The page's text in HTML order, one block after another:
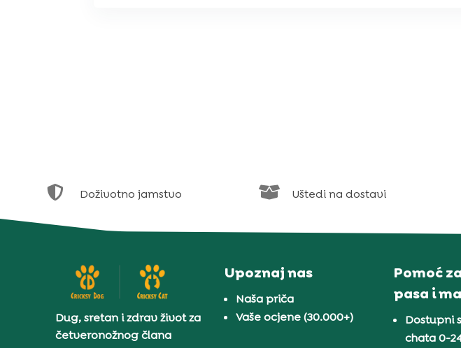
 Doživotno jamstvo  Uštedi na dostavi
Dug, sretan i zdrav život za
četveronožnog člana
Upoznaj nas
Naša priča
Vaše ocjene (30.000+)
Pomoć
pasa i
Dostupni
chata 0-